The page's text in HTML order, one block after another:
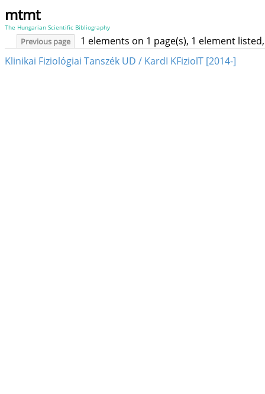
mtmt
The Hungarian Scientific Bibliography
Previous page
1 elements on 1 page(s), 1 element
Klinikai Fiziológiai Tanszék UD / KardI KFiziolT [2014-]